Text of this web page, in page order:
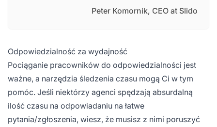
Peter Komornik, CEO at Slido
Odpowiedzialność za wydajność
Pociąganie pracowników do odpowiedzialności jest
ważne, a narzędzia śledzenia czasu mogą Ci w tym
pomóc. Jeśli niektórzy agenci spędzają absurdalną
ilość czasu na odpowiadaniu na łatwe
pytania/zgłoszenia, wiesz, że musisz z nimi poruszyć